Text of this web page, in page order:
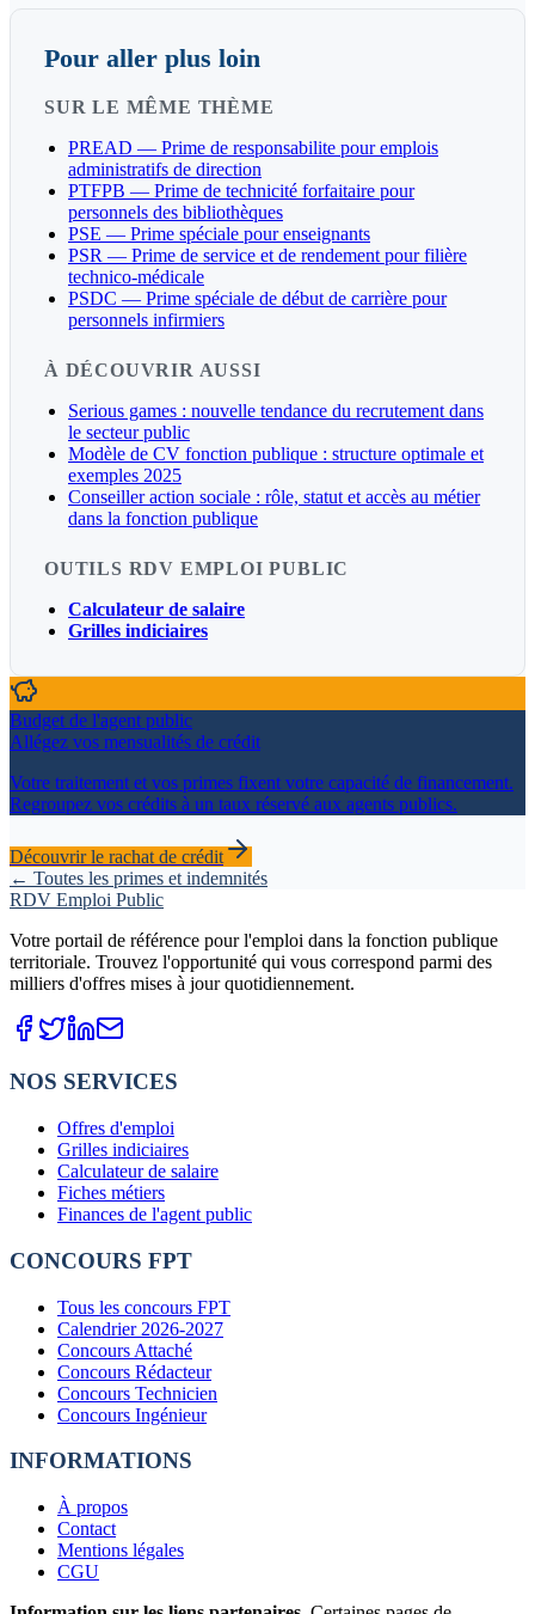
Pour aller plus loin
SUR LE MÊME THÈME
PREAD — Prime de responsabilite pour emplois
administratifs de direction
PTFPB — Prime de technicité forfaitaire pour
personnels des bibliothèques
PSE — Prime spéciale pour enseignants
PSR — Prime de service et de rendement pour filière
technico-médicale
PSDC — Prime spéciale de début de carrière pour
personnels infirmiers
À DÉCOUVRIR AUSSI
Serious games : nouvelle tendance du recrutement dans
le secteur public
Modèle de CV fonction publique : structure optimale et
exemples 2025
Conseiller action sociale : rôle, statut et accès au métier
dans la fonction publique
OUTILS RDV EMPLOI PUBLIC
Calculateur de salaire
Grilles indiciaires
Budget de l'agent public
Allégez vos mensualités de crédit
Votre traitement et vos primes fixent votre capacité de financement.
Regroupez vos crédits à un taux réservé aux agents publics.
Découvrir le rachat de crédit
← Toutes les primes et indemnités
RDV Emploi Public
Votre portail de référence pour l'emploi dans la fonction publique
territoriale. Trouvez l'opportunité qui vous correspond parmi des
milliers d'offres mises à jour quotidiennement.
NOS SERVICES
Offres d'emploi
Grilles indiciaires
Calculateur de salaire
Fiches métiers
Finances de l'agent public
CONCOURS FPT
Tous les concours FPT
Calendrier 2026-2027
Concours Attaché
Concours Rédacteur
Concours Technicien
Concours Ingénieur
INFORMATIONS
À propos
Contact
Mentions légales
CGU